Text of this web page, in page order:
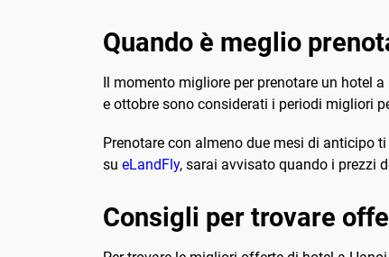
Quando è meglio
Il momento migliore per prenotare un hotel
e ottobre sono considerati i periodi migliori
Prenotare con almeno due mesi di anticipo
su eLandFly, sarai avvisato quando i prezzi
Consigli per trovare